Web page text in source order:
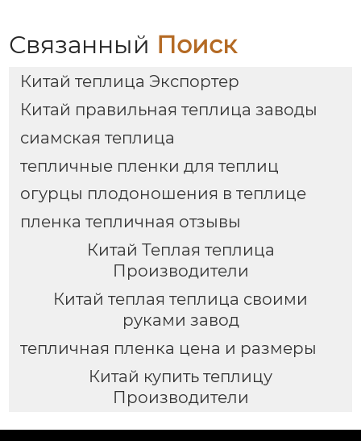
Связанный Поиск
Китай теплица Экспортер
Китай правильная теплица заводы
сиамская теплица
тепличные пленки для теплиц
огурцы плодоношения в теплице
пленка тепличная отзывы
Китай Теплая теплица
Производители
Китай теплая теплица своими
руками завод
тепличная пленка цена и размеры
Китай купить теплицу
Производители